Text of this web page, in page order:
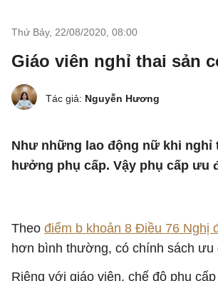
Thứ Bảy, 22/08/2020 08:00
Giáo viên nghỉ thai sản
Tác giả: Nguyễn Hương
Như những lao động nữ khi nghỉ
hưởng phụ cấp. Vậy phụ cấp
Theo điểm b khoản 8 Điều 76 Nghị
hơn bình thường, có chính sách
Riêng với giáo viên, chế độ phụ